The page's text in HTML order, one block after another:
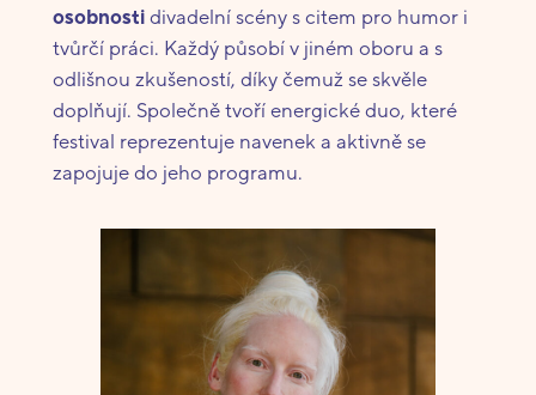
osobnostidivadelní scény s citem pro humor i
tvůrčí práci. Každý působí v jiném oboru a s
odlišnou zkušeností, díky čemuž se skvěle
doplňují. Společně tvoří energické duo, které
festival reprezentuje navenek a aktivně se
zapojuje do jeho programu.